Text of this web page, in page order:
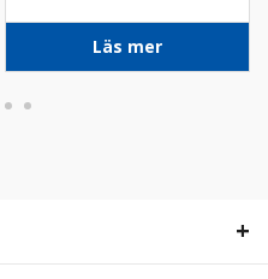
Läs mer